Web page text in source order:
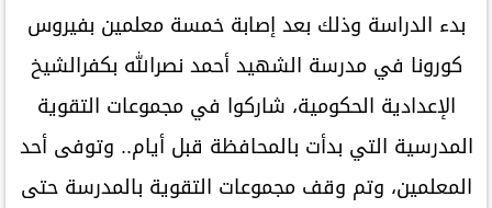
بدء الدراسة وذلك بعد إصابة خمسة معلمين بفيروس
كورونا في مدرسة الشهيد أحمد نصرالله بكفرالشيخ
الإعدادية الحكومية، شاركوا في مجموعات التقوية
المدرسية التي بدأت بالمحافظة قبل أيام.. وتوفى أحد
المعلمين، وتم وقف مجموعات التقوية بالمدرسة حتى